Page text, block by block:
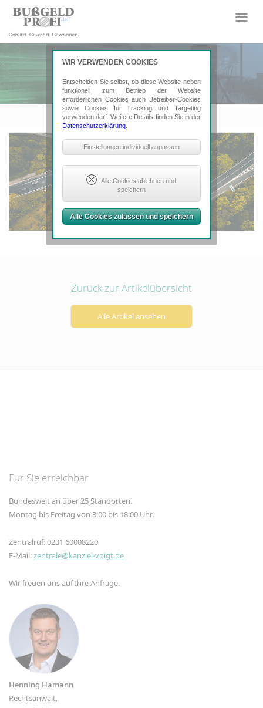
WIR VERWENDEN COOKIES
Entscheiden Sie selbst, ob diese Website neben
funktionell zum Betrieb der Website
erforderlichen Cookies auch Betreiber-Cookies
sowie Cookies für Tracking und Targeting
verwenden darf. Weitere Details finden Sie in der
Datenschutzerklärung
Notwendige Cookies
Funktionalität der Website zu sichern.
Erforderlich: Consent-Entscheidung,
Google ReCaptcha
Tracking- und Targeting-Cookies
Sind erforderlich, um unsere Website
auf Ihre Bedürfnisse hin zu optimieren.
Gestaltung und fortlaufende
Betreibercookies
nutzen, mit dem Sie sich Standorte
unserer Kanzleien anzeigen lassen
Einstellungen individuell anpassen
Alle Cookies ablehnen und
speichern
Alle Cookies zulassen und speichern
Zurück zur Artikelübersicht
Alle Artikel ansehen
Für Sie erreichbar
Bundesweit an über 25 Standorten.
Montag bis Freitag von 8:00 bis 18:00 Uhr.
Zentralruf: 0231 60008220
E-Mail:zentrale@kanzlei-voigt.de
Wir freuen uns auf Ihre Anfrage.
Henning Hamann
Rechtsanwalt,